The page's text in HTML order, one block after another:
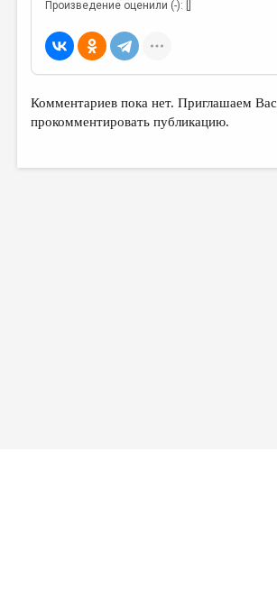
ТРЕДИАКОВСКИЙ
МЕДИА
ВКОНТАКТЕ
Произведение оценили (-): []
Комментариев пока нет. Приглашаем Вас
прокомментировать публикацию.